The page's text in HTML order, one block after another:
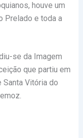
houve um
Prelado e toda a
se da Imagem
que partiu em
Santa Vitória do